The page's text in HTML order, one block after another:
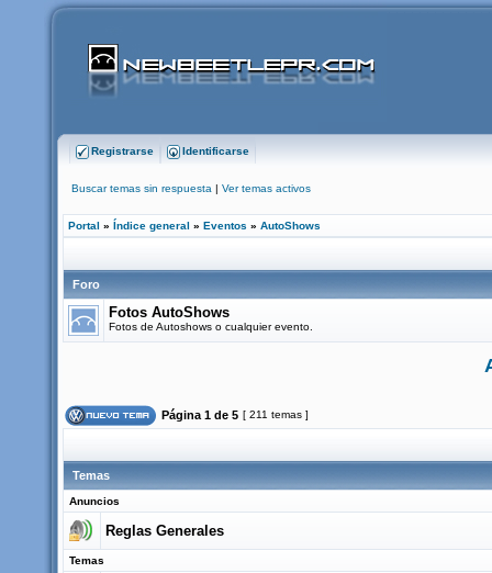
Registrarse Identificarse
Buscar temas sin respuesta | Ver temas activos
Portal » Índice general » Eventos » AutoShows
Foro
Fotos AutoShows
Fotos de Autoshows o cualquier evento.
Página 1 de 5 [ 211 temas ]
Temas
Anuncios
Reglas Generales
Temas